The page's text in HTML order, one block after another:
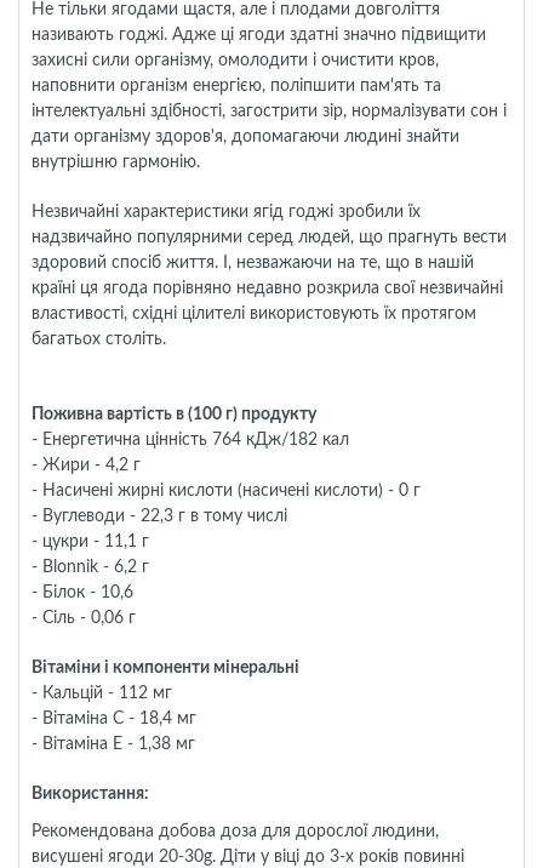
Не тільки ягодами щастя, але і плодами довголіття
називають годжі. Адже ці ягоди здатні значно підвищити
захисні сили організму, омолодити і очистити кров,
наповнити організм енергією, поліпшити пам'ять та
інтелектуальні здібності, загострити зір, нормалізувати сон і
дати організму здоров'я, допомагаючи людині знайти
внутрішню гармонію.
Незвичайні характеристики ягід годжі зробили їх
надзвичайно популярними серед людей, що прагнуть вести
здоровий спосіб життя. І, незважаючи на те, що в нашій
країні ця ягода порівняно недавно розкрила свої незвичайні
властивості, східні цілителі використовують їх протягом
багатьох століть.
Поживна вартість в (100 г) продукту
- Енергетична цінність 764 кДж/182 кал
- Жири - 4,2 г
- Насичені жирні кислоти (насичені кислоти) - 0 г
- Вуглеводи - 22,3 г в тому числі
- цукри - 11,1 г
- Blonnik - 6,2 г
- Білок - 10,6
- Сіль - 0,06 г
Вітаміни і компоненти мінеральні
- Кальцій - 112 мг
- Вітаміна C - 18,4 мг
- Вітаміна E - 1,38 мг
Використання:
Рекомендована добова доза для дорослої людини,
висушені ягоди 20-30g. Діти у віці до 3-х років повинні